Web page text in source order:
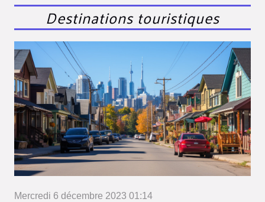
Destinations touristiques
Mercredi 6 décembre 2023 01:14